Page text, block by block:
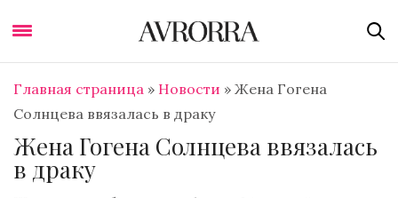
Главная страница » Новости » Жена Гогена
Солнцева ввязалась в драку
Жена Гогена Солнцева ввязалась
в драку